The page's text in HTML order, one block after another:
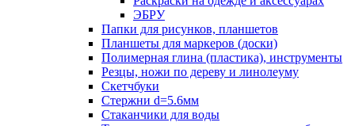
ЭБРУ
Папки для рисунков, планшетов
Планшеты для маркеров (доски)
Полимерная глина (пластика), инструменты
Резцы, ножи по дереву и линолеуму
Скетчбуки
Стержни d=5.6мм
Стаканчики для воды